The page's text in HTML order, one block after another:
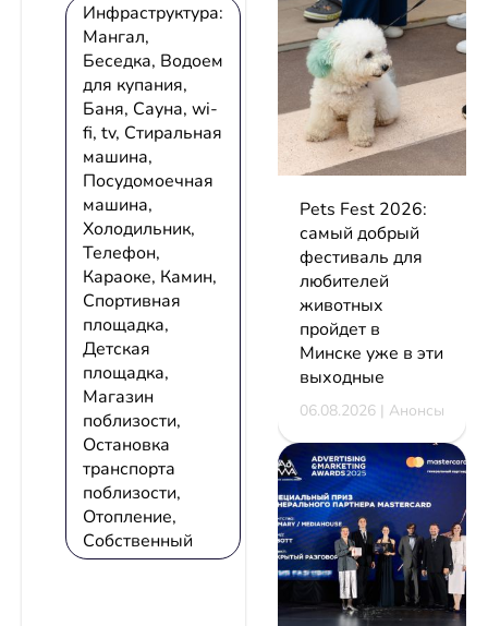
Инфраструктура:
Мангал,
Беседка, Водоем
для купания,
Баня, Сауна, wi-
fi, tv, Стиральная
машина,
Посудомоечная
машина,
Холодильник,
Телефон,
Караоке, Камин,
Спортивная
площадка,
Детская
площадка,
Магазин
поблизости,
Остановка
транспорта
поблизости,
Отопление,
Собственный
Pets Fest 2026:
самый добрый
фестиваль для
любителей
животных
пройдет в
Минске уже в эти
выходные
06.08.2026 | Анонсы